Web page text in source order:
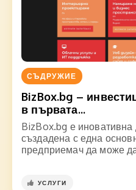
СЪДРУЖИЕ
BizBox.bg –
в първата...
BizBox.bg е
създадена с една
предприемач да може
УСЛУГИ